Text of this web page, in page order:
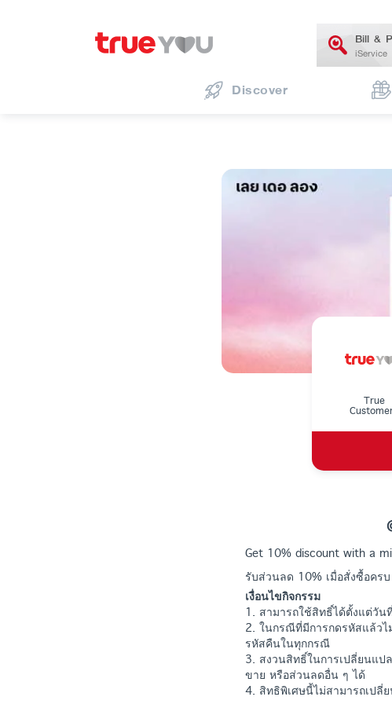
Bill &
iService
Discover
True
Get 10% discount with a
รับส่วนลด 10% เมื่อสั่งซื้อคร
เงื่อนไขกิจกรรม
1. สามารถใช้สิทธิ์ได้ตั้งแต่วั
2. ในกรณีที่มีการกดรหัสแล้วไ
รหัสคืนในทุกกรณี
3. สงวนสิทธิ์ในการเปลี่ยนแป
ขาย หรือส่วนลดอื่น ๆ ได้
4. สิทธิพิเศษนี้ไม่สามารถเปลี่